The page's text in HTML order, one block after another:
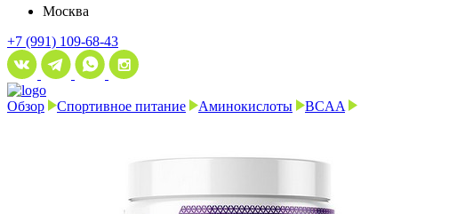
Москва
+7 (991) 109-68-43
Обзор Спортивное питание Аминокислоты BCAA